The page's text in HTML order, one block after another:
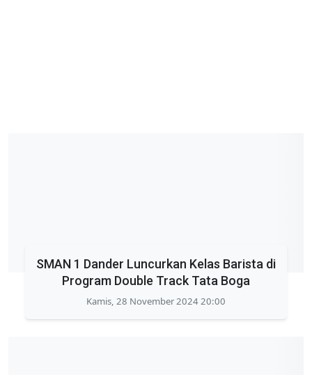
SMAN 1 Dander Luncurkan Kelas Barista di
Program Double Track Tata Boga
Kamis, 28 November 2024 20:00